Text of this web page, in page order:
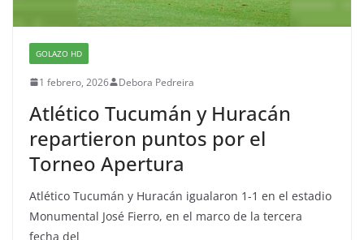
GOLAZO HD
1 febrero, 2026 Debora Pedreira
Atlético Tucumán y Huracán
repartieron puntos por el
Torneo Apertura
Atlético Tucumán y Huracán igualaron 1-1 en el estadio
Monumental José Fierro, en el marco de la tercera
fecha del